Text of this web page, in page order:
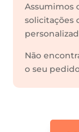
Assumimos
solicitações
Não
o seu